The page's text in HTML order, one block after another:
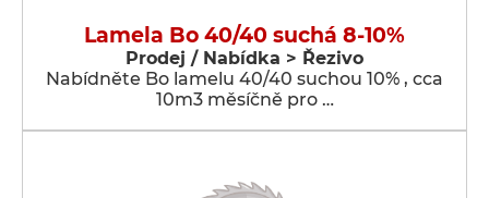
Lamela Bo 40/40 suchá 8-10%
Prodej / Nabídka > Řezivo
Nabídněte Bo lamelu 40/40 suchou 10% , cca
10m3 měsíčně pro …